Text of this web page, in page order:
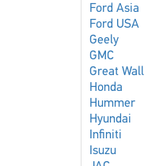
Ford Asia
Ford USA
Geely
GMC
Great Wall
Honda
Hummer
Hyundai
Infiniti
Isuzu